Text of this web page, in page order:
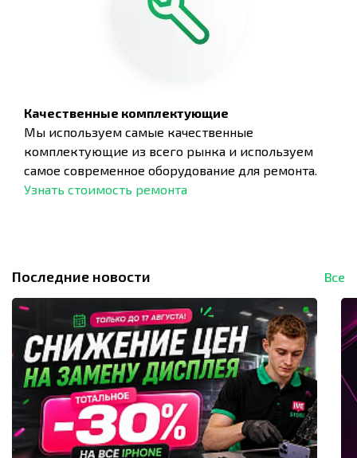
Качественные комплектующие
Мы используем самые качественные
комплектующие из всего рынка и используем
самое современное оборудование для ремонта.
Узнать стоимость ремонта
Последние новости Все